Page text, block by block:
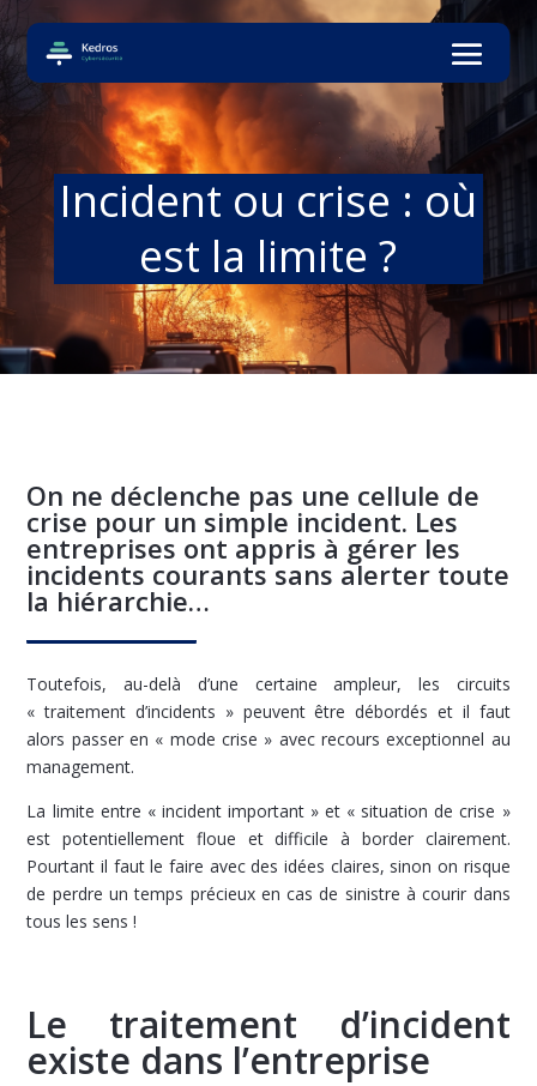
Incident ou crise : où
est la limite ?
On ne déclenche pas une cellule de
crise pour un simple incident. Les
entreprises ont appris à gérer les
incidents courants sans alerter toute
la hiérarchie…
Toutefois, au-delà d’une certaine ampleur, les circuits
« traitement d’incidents » peuvent être débordés et il faut
alors passer en « mode crise » avec recours exceptionnel au
management.
La limite entre « incident important » et « situation de crise »
est potentiellement floue et difficile à border clairement.
Pourtant il faut le faire avec des idées claires, sinon on risque
de perdre un temps précieux en cas de sinistre à courir dans
tous les sens !
Le traitement d’incident
existe dans l’entreprise